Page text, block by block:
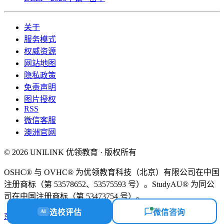
关于
服务模式
权威资源
网站地图
隐私政策
免责声明
图片授权
RSS
微信客服
澳洲官网
© 2026 UNILINK 优领教育 · 版权所有
OSHC® 与 OVHC® 为优领教育科技（北京）有限公司在中国
注册商标（第 53578652、53575593 号）。StudyAU® 为同公
司在中国注册商标（第 53473754 号）。
京ICP备18058112号
AI 选校评估 微信咨询